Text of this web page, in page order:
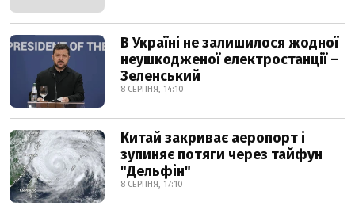
В Україні не залишилося жодної
неушкодженої електростанції –
Зеленський
8 СЕРПНЯ, 14:10
Китай закриває аеропорт і
зупиняє потяги через тайфун
"Дельфін"
8 СЕРПНЯ, 17:10